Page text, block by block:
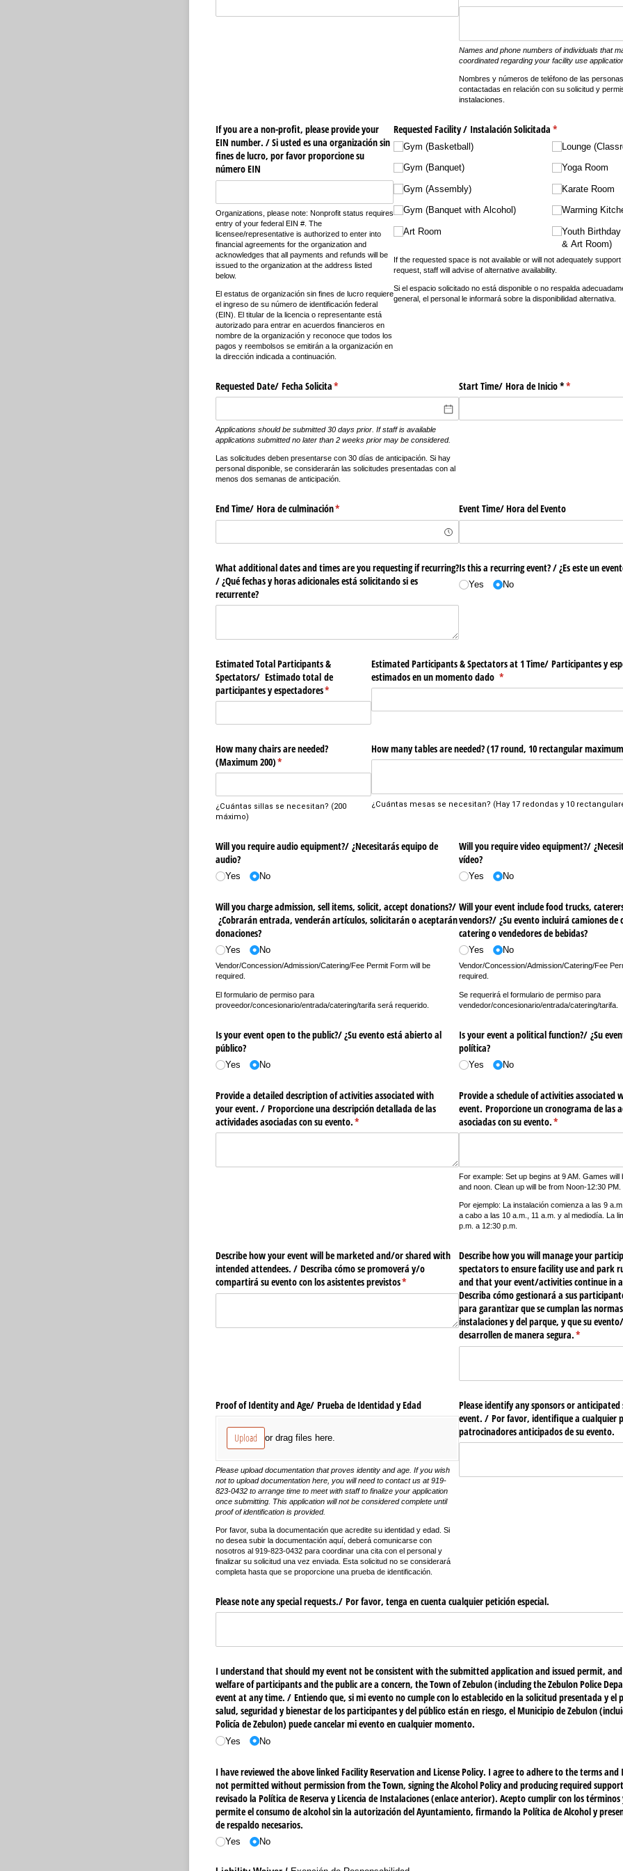
Names and phone numbers of individuals that
coordinated regarding your facility use
Nombres y números de teléfono de las
contactadas en relación con su solicitud y
instalaciones.
If you are a non-profit, please provide your
EIN number. /​ Si usted es una organización sin
fines de lucro, por favor proporcione su
número EIN
Organizations, please note: Nonprofit status requires
entry of your federal EIN #. The
licensee/representative is authorized to enter into
financial agreements for the organization and
acknowledges that all payments and refunds will be
issued to the organization at the address listed
below.
El estatus de organización sin fines de lucro requiere
el ingreso de su número de identificación federal
(EIN). El titular de la licencia o representante está
autorizado para entrar en acuerdos financieros en
nombre de la organización y reconoce que todos los
pagos y reembolsos se emitirán a la organización en
la dirección indicada a continuación.
Requested Facility /​ Instalación Solicitada *
(required)
Gym (Basketball)
Gym (Banquet)
Gym (Assembly)
Gym (Banquet with Alcohol)
Art Room
Lounge
Yoga Room
Karate Room
Warming
Youth
& Art Room)
If the requested space is not available or will not adequately
request, staff will advise of alternative availability.
Si el espacio solicitado no está disponible o no respalda
general, el personal le informará sobre la disponibilidad alternativa.
Requested Date/​ Fecha Solicita*
(required)
Applications should be submitted 30 days prior. If staff is available
applications submitted no later than 2 weeks prior may be considered.
Las solicitudes deben presentarse con 30 días de anticipación. Si hay
personal disponible, se considerarán las solicitudes presentadas con al
menos dos semanas de anticipación.
Start Time/​ Hora de Inicio **
(required)
End Time/​ Hora de culminación*
(required) Event Time/​ Hora del Evento
What additional dates and times are you requesting if recurring?
/​ ¿Qué fechas y horas adicionales está solicitando si es
recurrente?
Is this a recurring event? /​ ¿Es este un
Yes No
Estimated Total Participants &
Spectators/​ Estimado total de
participantes y espectadores*
(required)
Estimated Participants & Spectators at 1 Time/​ Participantes y
estimados en un momento dado *
(required)
How many chairs are needed?
(Maximum 200)*
(required)
¿Cuántas sillas se necesitan? (200
máximo)
How many tables are needed? (17 round, 10 rectangular
¿Cuántas mesas se necesitan? (Hay 17 redondas y 10
Will you require audio equipment?/​ ¿Necesitarás equipo de
audio?
Yes No
Will you require video equipment?/​
vídeo?
Yes No
Will you charge admission, sell items, solicit, accept donations?/​
¿Cobrarán entrada, venderán artículos, solicitarán o aceptarán
donaciones?
Yes No
Vendor/Concession/Admission/Catering/Fee Permit Form will be
required.
El formulario de permiso para
proveedor/concesionario/entrada/catering/tarifa será requerido.
Will your event include food trucks,
vendors?/​ ¿Su evento incluirá camiones de
catering o vendedores de bebidas?
Yes No
Vendor/Concession/Admission/Catering/Fee
required.
Se requerirá el formulario de permiso para
vendedor/concesionario/entrada/catering/tarifa.
Is your event open to the public?/​ ¿Su evento está abierto al
público?
Yes No
Is your event a political function?/​ ¿Su
política?
Yes No
Provide a detailed description of activities associated with
your event. /​ Proporcione una descripción detallada de las
actividades asociadas con su evento.*
(required)
Provide a schedule of activities associated
event. Proporcione un cronograma de las
asociadas con su evento.*
(required)
For example: Set up begins at 9 AM. Games will
and noon. Clean up will be from Noon-12:30 PM.
Por ejemplo: La instalación comienza a las 9
a cabo a las 10 a.m., 11 a.m. y al mediodía. La
p.m. a 12:30 p.m.
Describe how your event will be marketed and/​or shared with
intended attendees. /​ Describa cómo se promoverá y/​o
compartirá su evento con los asistentes previstos*
(required)
Describe how you will manage your
spectators to ensure facility use and park
and that your event/​activities continue in
Describa cómo gestionará a sus
para garantizar que se cumplan las
instalaciones y del parque, y que su
desarrollen de manera segura.*
(required)
Proof of Identity and Age/​ Prueba de Identidad y Edad
Upload or drag files here.
Please upload documentation that proves identity and age. If you wish
not to upload documentation here, you will need to contact us at 919-
823-0432 to arrange time to meet with staff to finalize your application
once submitting. This application will not be considered complete until
proof of identification is provided.
Por favor, suba la documentación que acredite su identidad y edad. Si
no desea subir la documentación aquí, deberá comunicarse con
nosotros al 919-823-0432 para coordinar una cita con el personal y
finalizar su solicitud una vez enviada. Esta solicitud no se considerará
completa hasta que se proporcione una prueba de identificación.
Please identify any sponsors or
event. /​ Por favor, identifique a cualquier
patrocinadores anticipados de su evento.
Please note any special requests./​ Por favor, tenga en cuenta cualquier petición especial.
I understand that should my event not be consistent with the submitted application and issued permit,
welfare of participants and the public are a concern, the Town of Zebulon (including the Zebulon Police
event at any time. /​ Entiendo que, si mi evento no cumple con lo establecido en la solicitud presentada y el
salud, seguridad y bienestar de los participantes y del público están en riesgo, el Municipio de Zebulon
Policía de Zebulon) puede cancelar mi evento en cualquier momento.
Yes No
I have reviewed the above linked Facility Reservation and License Policy. I agree to adhere to the terms
not permitted without permission from the Town, signing the Alcohol Policy and producing required
revisado la Política de Reserva y Licencia de Instalaciones (enlace anterior). Acepto cumplir con los
permite el consumo de alcohol sin la autorización del Ayuntamiento, firmando la Política de Alcohol y
de respaldo necesarios.
Yes No